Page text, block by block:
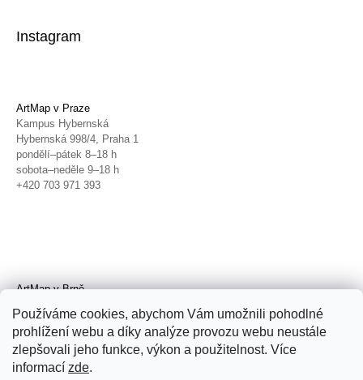
Používáme cookies, abychom Vám umožnili pohodlné
prohlížení webu a díky analýze provozu webu neustále
zlepšovali jeho funkce, výkon a použitelnost. Více
informací zde.
Instagram
ArtMap v Praze
Kampus Hybernská
Hybernská 998/4, Praha 1
pondělí–pátek 8–18 h
sobota–neděle 9–18 h
+420 703 971 393
ArtMap v Brně
Radnická 4, Brno
úterý–pátek 11–19 h
sobota 14–19 h
+420 702 152 298